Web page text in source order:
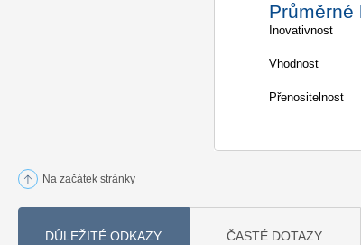
Průměrné
Inovativnost
Vhodnost
Přenositelnost
Na začátek stránky
DŮLEŽITÉ ODKAZY ČASTÉ DOTAZY